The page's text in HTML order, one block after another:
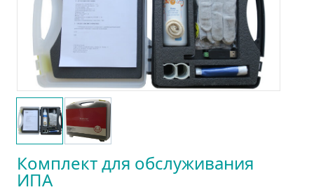
Комплект для обслуживания
ИПА